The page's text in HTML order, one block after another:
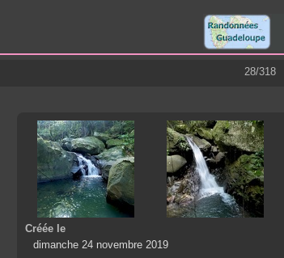
28/318
Créée le
dimanche 24 novembre 2019